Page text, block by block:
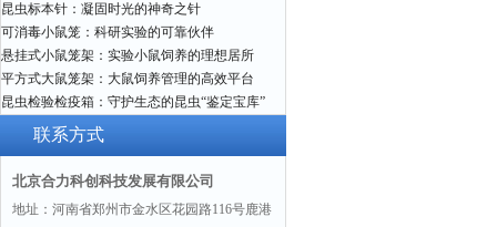
昆虫标本针：凝固时光的神奇之针
可消毒小鼠笼：科研实验的可靠伙伴
悬挂式小鼠笼架：实验小鼠饲养的理想居所
平方式大鼠笼架：大鼠饲养管理的高效平台
昆虫检验检疫箱：守护生态的昆虫“鉴定宝库”
联系方式
北京合力科创科技发展有限公司
地址：河南省郑州市金水区花园路116号鹿港